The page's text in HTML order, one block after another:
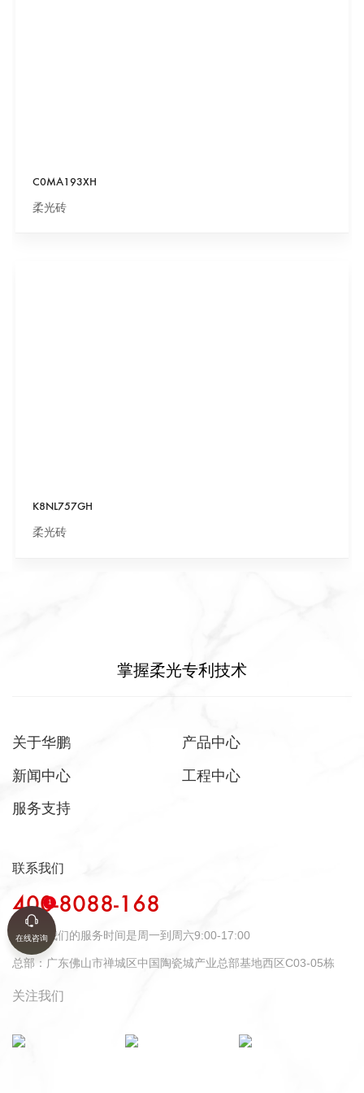
C0MA193XH
柔光砖
K8NL757GH
柔光砖
掌握柔光专利技术
关于华鹏 产品中心
新闻中心 工程中心
服务支持
联系我们
400-8088-168
时间：我们的服务时间是周一到周六9:00-17:00
总部： 广东佛山市禅城区中国陶瓷城产业总部基地西区C03-05栋
关注我们
在线咨询